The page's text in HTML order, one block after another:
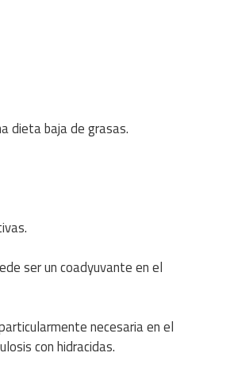
dieta baja de grasas.
ser un coadyuvante en el
necesaria en el
con hidracidas.